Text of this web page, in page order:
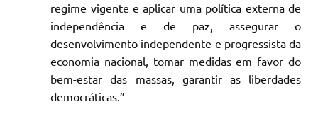
regime vigente e aplicar uma política externa de
independência e de paz, assegurar o
desenvolvimento independente e progressista da
economia nacional, tomar medidas em favor do
bem-estar das massas, garantir as liberdades
democráticas.”